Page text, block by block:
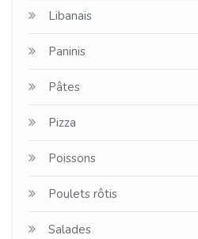
Libanais
Paninis
Pâtes
Pizza
Poissons
Poulets rôtis
Salades